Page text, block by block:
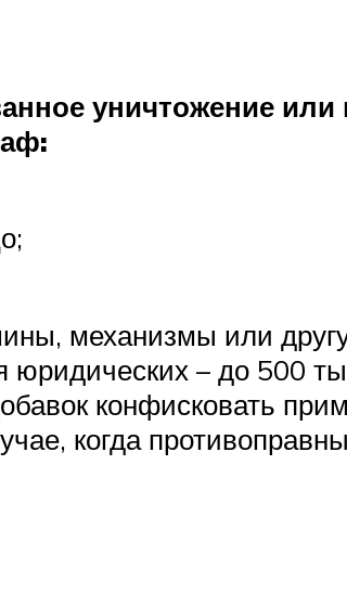
уничтожение
механизмы или
– до 500
конфисковать
когда